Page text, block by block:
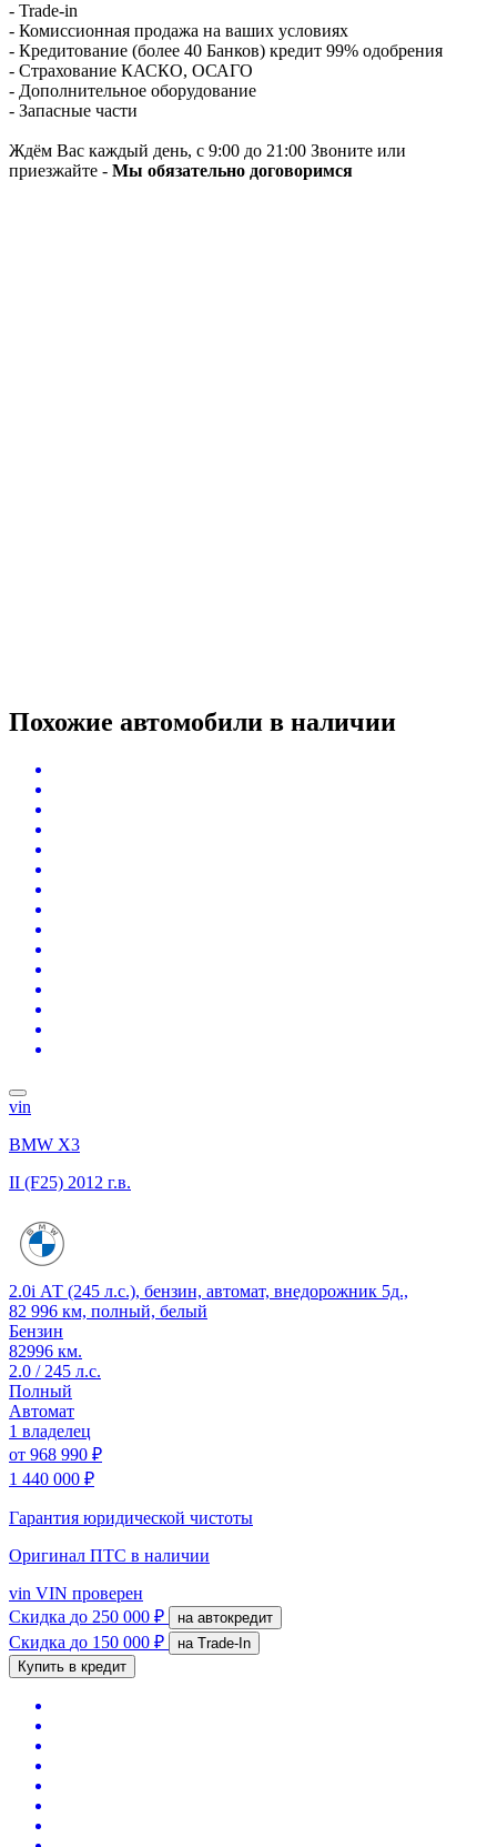
- Trade-in
- Комиссионная продажа на ваших условиях
- Кредитование (более 40 Банков) кредит 99% одобрения
- Страхование КАСКО, ОСАГО
- Дополнительное оборудование
- Запасные части
Ждём Вас каждый день, с 9:00 до 21:00 Звоните или
приезжайте - Мы обязательно договоримся
Похожие автомобили в наличии
vin
BMW X3
II (F25) 2012 г.в.
2.0i АТ (245 л.с.), бензин, автомат, внедорожник 5д.,
82 996 км, полный, белый
Бензин
82996 км.
2.0 / 245 л.с.
Полный
Автомат
1 владелец
от 968 990 ₽
1 440 000 ₽
Гарантия юридической чистоты
Оригинал ПТС в наличии
vin VIN проверен
Скидка до 250 000 ₽ на автокредит
Скидка до 150 000 ₽
на Trade-In
Купить в кредит